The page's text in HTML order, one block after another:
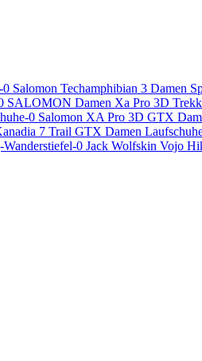
Salomon Techamphibian 3 Damen
SALOMON Damen Xa Pro 3D
Salomon XA Pro 3D GTX
7 Trail GTX Damen
Jack Wolfskin Vojo